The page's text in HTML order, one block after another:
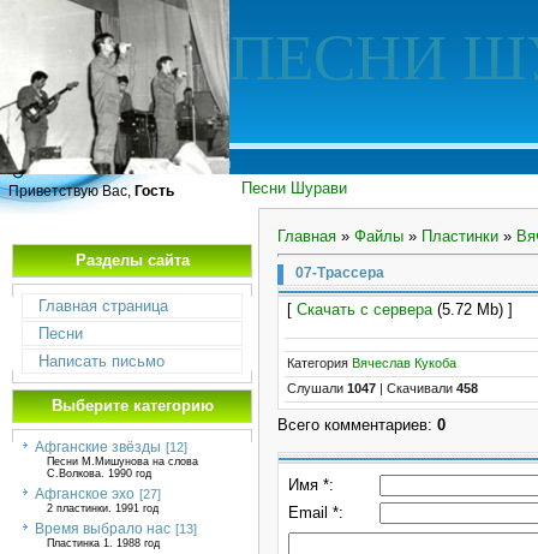
ПЕСНИ
Песни Шурави
Приветствую Вас, Гость
Разделы сайта
Главная страница
Песни
Написать письмо
Выберите категорию
Афганские звёзды [12]
Песни М.Мишунова на слова
С.Волкова. 1990 год
Афганское эхо [27]
2 пластинки. 1991 год
Время выбрало нас [13]
Пластинка 1. 1988 год
Главная » Файлы » Пластинки »
07-Трассера
[ Скачать с сервера(5.72 Mb) ]
Категория Вячеслав Кукоба
Слушали 1047 Скачивали 458
Всего комментариев: 0
Имя *:
Email *: